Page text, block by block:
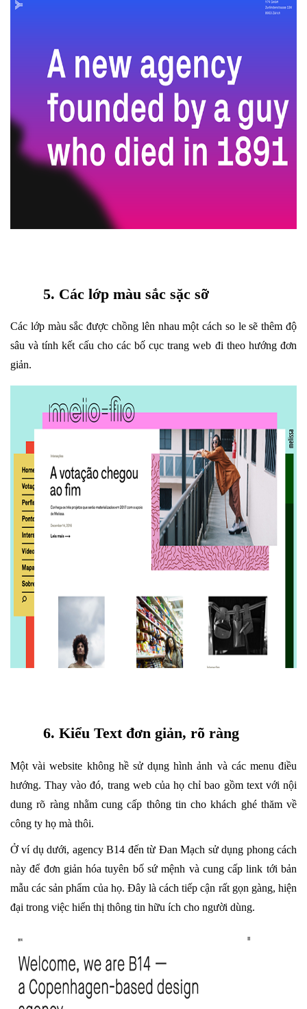
5. Các lớp màu sắc sặc sỡ
Các lớp màu sắc được chồng lên nhau một cách so le sẽ thêm độ
sâu và tính kết cấu cho các bố cục trang web đi theo hướng đơn
giản.
6. Kiểu Text đơn giản, rõ ràng
Một vài website không hề sử dụng hình ảnh và các menu điều
hướng. Thay vào đó, trang web của họ chỉ bao gồm text với nội
dung rõ ràng nhằm cung cấp thông tin cho khách ghé thăm về
công ty họ mà thôi.
Ở ví dụ dưới, agency B14 đến từ Đan Mạch sử dụng phong cách
này để đơn giản hóa tuyên bố sứ mệnh và cung cấp link tới bản
mẫu các sản phẩm của họ. Đây là cách tiếp cận rất gọn gàng, hiện
đại trong việc hiển thị thông tin hữu ích cho người dùng.